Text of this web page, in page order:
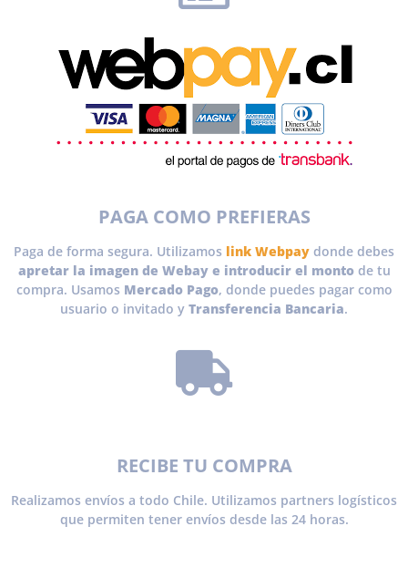
PAGA COMO PREFIERAS
Paga de forma segura. Utilizamos link Webpay donde debes
apretar la imagen de Webay e introducir el montode tu
compra. Usamos Mercado Pago, donde puedes pagar como
usuario o invitado y Transferencia Bancaria.
RECIBE TU COMPRA
Realizamos envíos a todo Chile. Utilizamos partners logísticos
que permiten tener envíos desde las 24 horas.